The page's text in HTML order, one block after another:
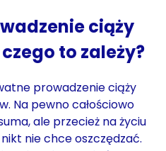
ciąży
to zależy?
prowadzenie ciąży
Na pewno całościowo
ale przecież na życiu
nie chce oszczędzać.